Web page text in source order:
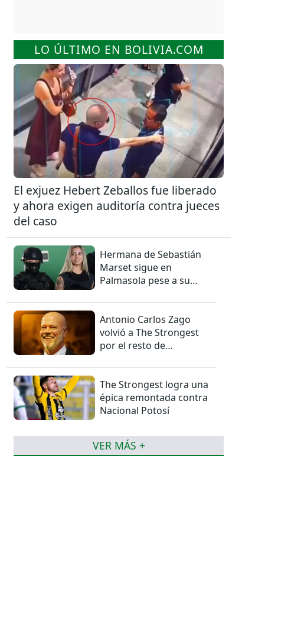
LO ÚLTIMO EN BOLIVIA.COM
El exjuez Hebert Zeballos fue liberado
y ahora exigen auditoría contra jueces
del caso
Hermana de Sebastián
Marset sigue en
Palmasola pese a su
Antonio Carlos Zago
volvió a The Strongest
por el resto de
The Strongest logra una
épica remontada contra
Nacional Potosí
VER MÁS +